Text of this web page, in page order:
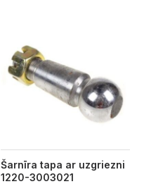
Šarnīra tapa ar uzgriezni
1220-3003021